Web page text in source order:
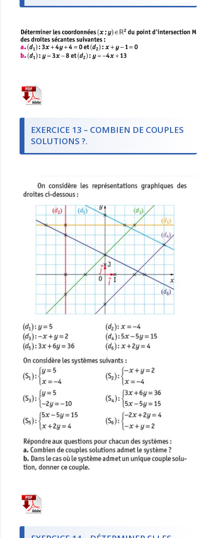
EXERCICE 13 – COMBIEN DE COUPLES
SOLUTIONS ?.